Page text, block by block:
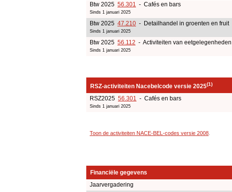
Btw 2025 56.301 - Cafés en bars
Sinds 1 januari 2025
Btw 2025 47.210 - Detailhandel in groenten en fruit
Sinds 1 januari 2025
Btw 2025 56.112 - Activiteiten van
Sinds 1 januari 2025
RSZ-activiteiten Nacebelcode versie 2025(1)
RSZ2025 56.301 - Cafés en bars
Sinds 1 januari 2025
Toon de activiteiten NACE-BEL-codes versie 2008
Financiële gegevens
Jaarvergadering